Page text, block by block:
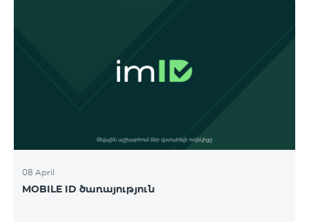
ՀԱԹ 09:00-20:00 09:00-17:00 Երևան Ազատություն
09:00-19:00 09:00-17:00 Երևան Կոմիտաս 1 09:00-
08 April
MOBILE ID ծառայություն